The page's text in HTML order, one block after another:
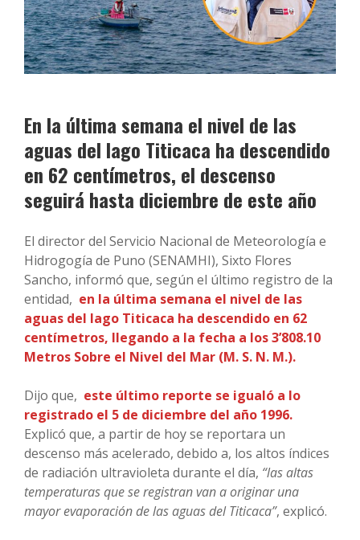
En la última semana el nivel de las
aguas del lago Titicaca ha descendido
en 62 centímetros, el descenso
seguirá hasta diciembre de este año
El director del Servicio Nacional de Meteorología e
Hidrogogía de Puno (SENAMHI), Sixto Flores
Sancho, informó que, según el último registro de la
entidad, en la última semana el nivel de las
aguas del lago Titicaca ha descendido en 62
centímetros, llegando a la fecha a los 3’808.10
Metros Sobre el Nivel del Mar (M. S. N. M.).
Dijo que, este último reporte se igualó a lo
registrado el 5 de diciembre del año 1996.
Explicó que, a partir de hoy se reportara un
descenso más acelerado, debido a, los altos índices
de radiación ultravioleta durante el día, “las altas
temperaturas que se registran van a originar una
mayor evaporación de las aguas del Titicaca”, explicó.